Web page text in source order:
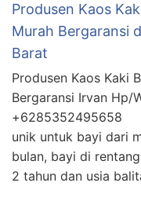
Produsen Kaos
Murah Bergaransi
Barat
Produsen Kaos Kaki
Bergaransi Irvan Hp/
+6285352495658
unik untuk bayi dari
bulan, bayi di
2 tahun dan usia